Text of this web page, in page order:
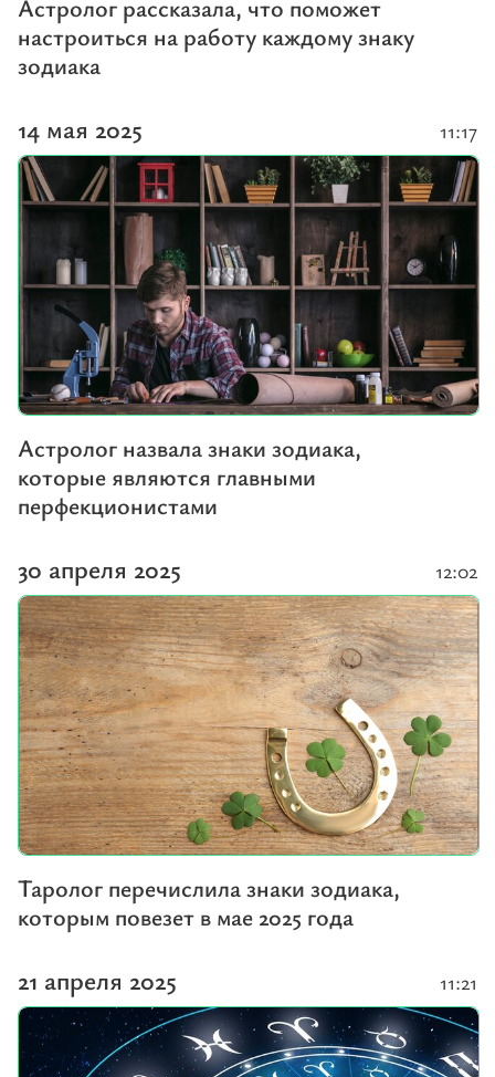
Астролог рассказала, что поможет
настроиться на работу каждому знаку
зодиака
14 мая 2025
Астролог назвала знаки зодиака,
которые являются главными
перфекционистами
11:17
30 апреля 2025
Таролог перечислила знаки зодиака,
которым повезет в мае 2025 года
12:02
21 апреля 2025 11:21